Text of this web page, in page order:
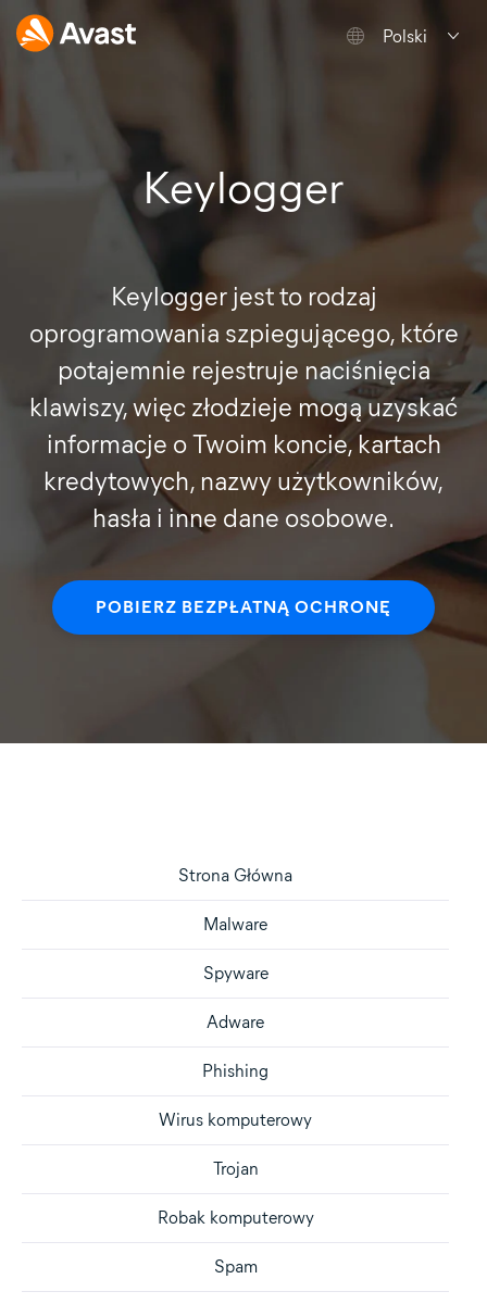
Polski
Keylogger
Keylogger jest to rodzaj
oprogramowania szpiegującego, które
potajemnie rejestruje naciśnięcia
klawiszy, więc złodzieje mogą uzyskać
informacje o Twoim koncie, kartach
kredytowych, nazwy użytkowników,
hasła i inne dane osobowe.
POBIERZ BEZPŁATNĄ OCHRONĘ
Strona Główna
Malware
Spyware
Adware
Phishing
Wirus komputerowy
Trojan
Robak komputerowy
Spam